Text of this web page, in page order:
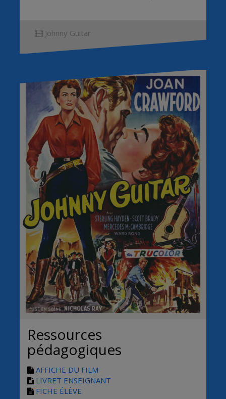
Johnny Guitar
Ressources
pédagogiques
AFFICHE DU FILM
LIVRET ENSEIGNANT
FICHE ÉLÈVE